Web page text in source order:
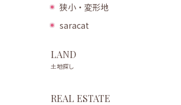
狭小・変形地
saracat
LAND
土地探し
REAL ESTATE